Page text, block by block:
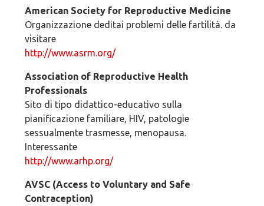
American Society for Reproductive Medicine
Organizzazione deditai problemi delle fartilità. da
visitare
http://www.asrm.org/
Association of Reproductive Health
Professionals
Sito di tipo didattico-educativo sulla
pianificazione familiare, HIV, patologie
sessualmente trasmesse, menopausa.
Interessante
http://www.arhp.org/
AVSC (Access to Voluntary and Safe
Contraception)